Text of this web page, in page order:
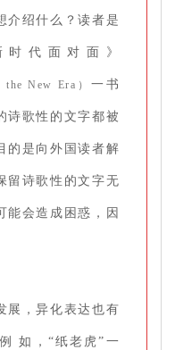
介绍什么？读者是
代面对面》
the New Era） 一书
诗歌性的文字都被
的是向外国读者解
留诗歌性的文字无
能会造成困惑，因
展，异化表达也有
如，“纸老虎”一